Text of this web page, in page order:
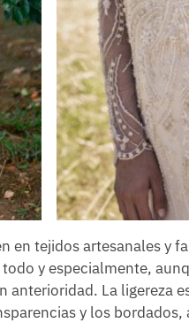
en tejidos artesanales y
y especialmente,
La ligereza
y los